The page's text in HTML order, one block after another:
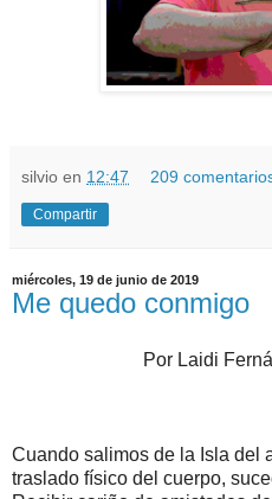
silvio en 12:47 209
Compartir
miércoles, 19 de junio de 2019
Me quedo conmigo
Por Laidi
Cuando salimos de la Isla del
traslado físico del cuerpo,